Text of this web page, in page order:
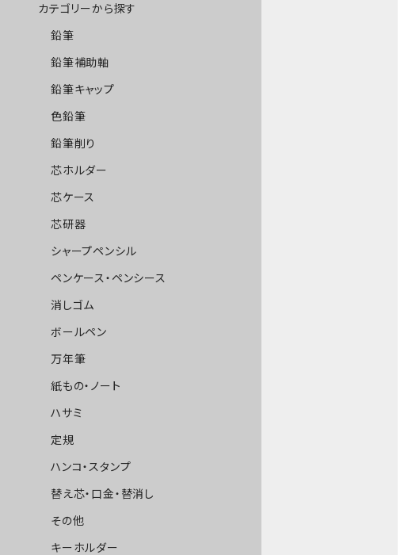
カテゴリーから探す
鉛筆
鉛筆補助軸
鉛筆キャップ
色鉛筆
鉛筆削り
芯ホルダー
芯ケース
芯研器
シャープペンシル
ペンケース・ペンシース
消しゴム
ボールペン
万年筆
紙もの・ノート
ハサミ
定規
ハンコ・スタンプ
替え芯・口金・替消し
その他
キーホルダー